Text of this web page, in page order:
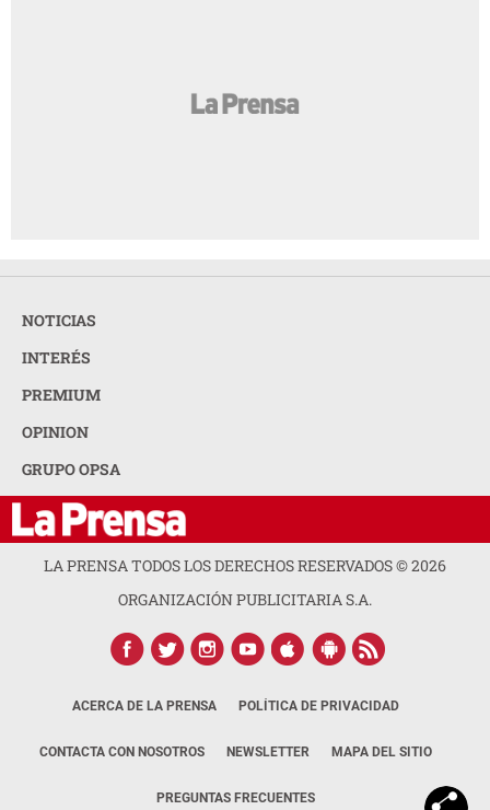
NOTICIAS
INTERÉS
PREMIUM
OPINION
GRUPO OPSA
LA PRENSA TODOS LOS DERECHOS RESERVADOS ©2026
ORGANIZACIÓN PUBLICITARIA S.A.
ACERCA DE LA PRENSA POLÍTICA DE PRIVACIDAD
CONTACTA CON NOSOTROS NEWSLETTER MAPA DEL SITIO
PREGUNTAS FRECUENTES